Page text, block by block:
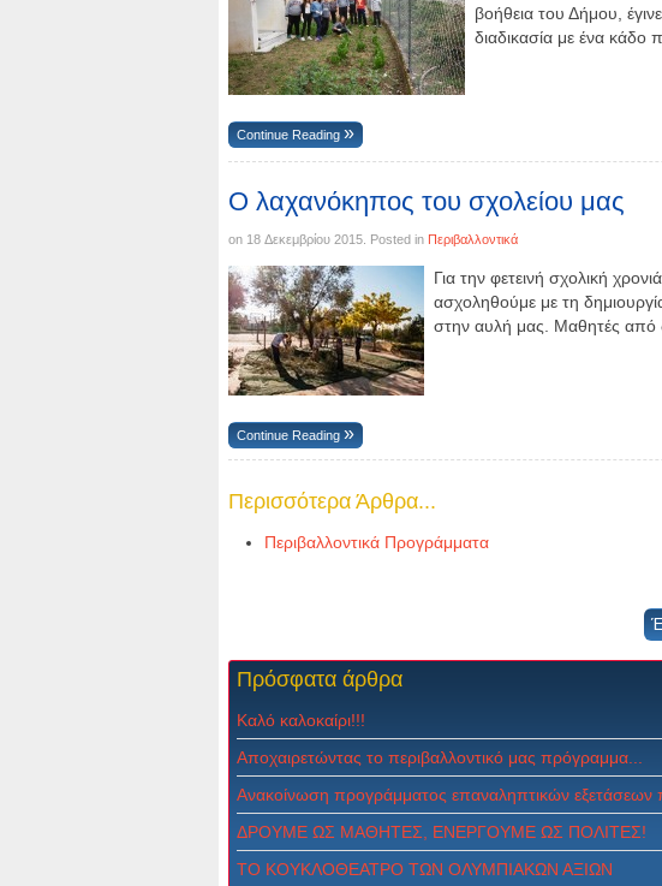
βοήθεια του Δήμου,
διαδικασία με ένα
Continue Reading
Ο λαχανόκηπος του σχολείου μας
on 18 Δεκεμβρίου 2015 . Posted in Περιβαλλοντικά
Για την φετεινή σχολική
ασχοληθούμε με τη
στην αυλή μας. Μαθητές από
Continue Reading
Περισσότερα Άρθρα...
Περιβαλλοντικά Προγράμματα
Πρόσφατα άρθρα
Καλό καλοκαίρι!!!
Αποχαιρετώντας το περιβαλλοντικό μας πρόγραμμα...
Ανακοίνωση προγράμματος επαναληπτικών εξετάσεων
ΔPOYME ΩΣ MAΘHTEΣ, ENEPΓOYME ΩΣ ΠOΛITEΣ!
ΤΟ ΚΟΥΚΛΟΘΕΑΤΡΟ ΤΩΝ ΟΛΥΜΠΙΑΚΩΝ ΑΞΙΩΝ